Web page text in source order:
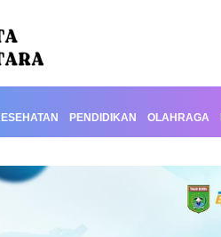
PENDIDIKAN OLAHRAGA